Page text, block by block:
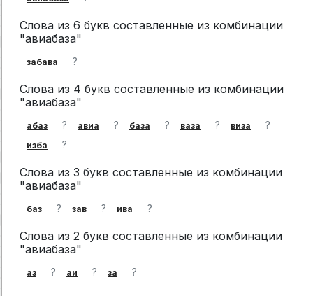
Слова из 6 букв составленные из комбинации
"авиабаза"
забава ?
Слова из 4 букв составленные из комбинации
"авиабаза"
абаз ? авиа ? база ? ваза ? виза ?
изба ?
Слова из 3 букв составленные из комбинации
"авиабаза"
баз ? зав ? ива ?
Слова из 2 букв составленные из комбинации
"авиабаза"
аз ? аи ? за ?